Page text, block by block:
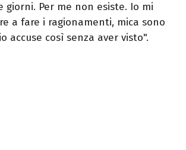
giorni. Per me non esiste. Io mi
a fare i ragionamenti, mica sono
accuse così senza aver visto".